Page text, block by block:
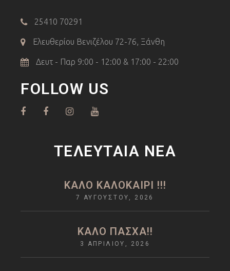
25410 70291
Ελευθερίου Βενιζέλου 72-76, Ξάνθη
Δευτ - Παρ 9:00 - 12:00 & 17:00 - 22:00
FOLLOW US
ΤΕΛΕΥΤΑΊΑ ΝΈΑ
ΚΑΛΟ ΚΑΛΟΚΑΙΡΙ !!!
7 ΑΥΓΟΎΣΤΟΥ, 2026
ΚΑΛΌ ΠΆΣΧΑ!!
3 ΑΠΡΙΛΊΟΥ, 2026